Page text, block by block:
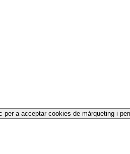
per a acceptar cookies de màrqueting i